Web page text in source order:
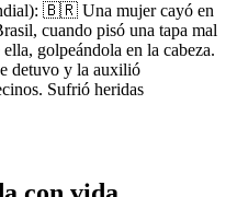
🇧🇷 Una mujer cayó en
cuando pisó una tapa mal
golpeándola en la cabeza.
detuvo y la auxilió
Sufrió heridas